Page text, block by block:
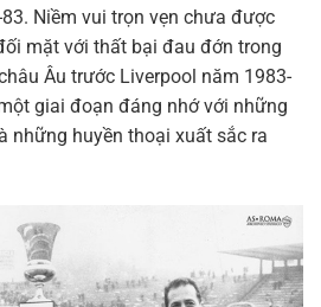
Niềm vui trọn vẹn chưa được
mặt với thất bại đau đớn trong
Âu trước Liverpool năm 1983-
giai đoạn đáng nhớ với những
những huyền thoại xuất sắc ra